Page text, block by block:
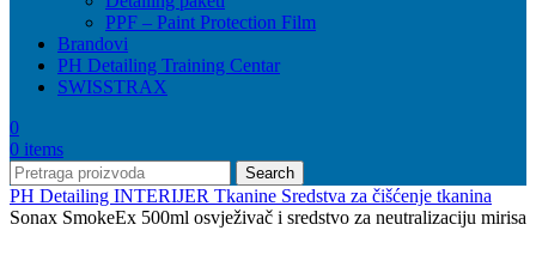
PPF – Paint Protection Film
Brandovi
PH Detailing Training Centar
SWISSTRAX
0
0 items
Search
PH Detailing INTERIJER Tkanine Sredstva za čišćenje tkanina
Sonax SmokeEx 500ml osvježivač i sredstvo za neutralizaciju mirisa